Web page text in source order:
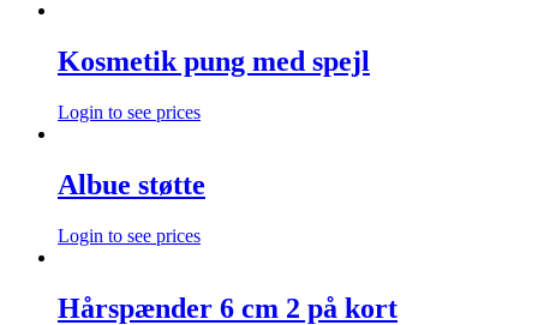
Kosmetik pung med spejl
Login to see prices
Albue støtte
Login to see prices
Hårspænder 6 cm 2 på kort